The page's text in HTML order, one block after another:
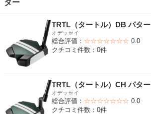
ター
TRTL（タートル）DB パター
オデッセイ
総合評価： ☆☆☆☆☆☆☆ 0.0
クチコミ件数：0件
TRTL（タートル）CH パター
オデッセイ
総合評価： ☆☆☆☆☆☆☆ 0.0
クチコミ件数：0件